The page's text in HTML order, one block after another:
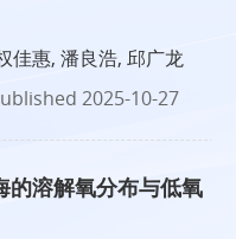
佳惠, 潘良浩, 邱广龙
2025-10-27
的溶解氧分布与低氧